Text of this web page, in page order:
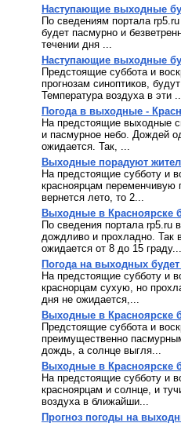
Наступающие выходные
По сведениям портала
будет пасмурно и
течении дня ...
Наступающие выходные
Предстоящие суббота и
прогнозам синоптиков,
Температура воздуха в эти
Погода в выходные -
На предстоящие выходные
и пасмурное небо. Дождей
ожидается. Так, ...
Выходные порадуют
На предстоящие субботу и
красноярцам переменчивую
вернется лето, то 2...
Выходные в Красноярске
По сведения портала rp5.ru
дождливо и прохладно. Так
ожидается от 8 до 15 граду...
Погода на выходных
На предстоящие субботу и
краснорцам сухую, но
дня не ожидается,...
Выходные в Красноярске
Предстоящие суббота и
преимущественно
дождь, а солнце выгля...
Выходные в Красноярске
На предстоящие субботу и
красноярцам и солнце, и
воздуха в ближайши...
Прогноз погоды на